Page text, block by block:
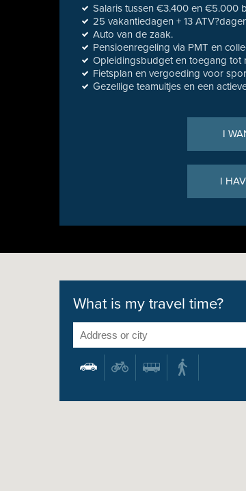
Salaris tussen €3.400 en €5.000
25 vakantiedagen + 13
Auto van de zaak.
Pensioenregeling via PMT en
Opleidingsbudget en toegang tot
Fietsplan en vergoeding voor
Gezellige teamuitjes en een
I
I
What is my travel time?